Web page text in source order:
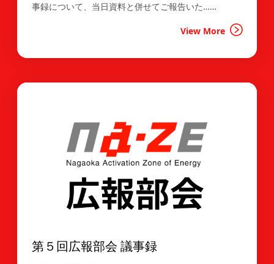
事録について、当日資料と併せてご報告いた……
View More
第５回広報部会 議事録